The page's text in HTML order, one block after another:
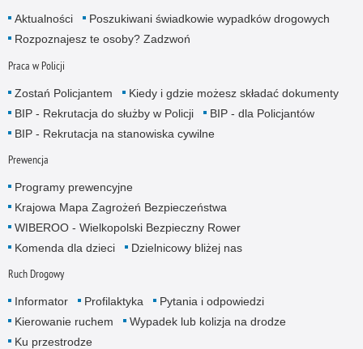
Aktualności
Poszukiwani świadkowie wypadków drogowych
Rozpoznajesz te osoby? Zadzwoń
Praca w Policji
Zostań Policjantem
Kiedy i gdzie możesz składać dokumenty
BIP - Rekrutacja do służby w Policji
BIP - dla Policjantów
BIP - Rekrutacja na stanowiska cywilne
Prewencja
Programy prewencyjne
Krajowa Mapa Zagrożeń Bezpieczeństwa
WIBEROO - Wielkopolski Bezpieczny Rower
Komenda dla dzieci
Dzielnicowy bliżej nas
Ruch Drogowy
Informator Profilaktyka
Pytania i odpowiedzi
Kierowanie ruchem
Wypadek lub kolizja na drodze
Ku przestrodze